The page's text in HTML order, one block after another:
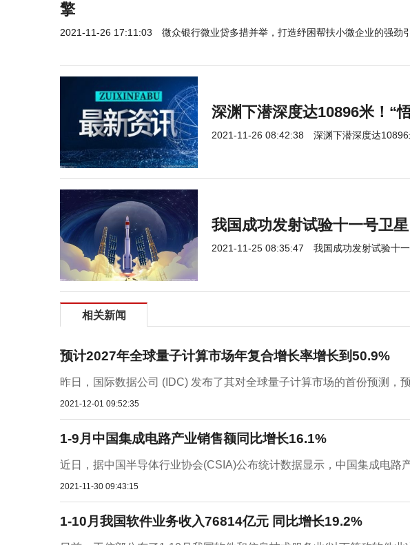
擎
2021-11-26 17:11:03 微众银行微业贷多措并举，打造纾困帮扶小微企业的强劲
深渊下潜深度达10896米！“
2021-11-26 08:42:38 深渊下潜深度达
我国成功发射试验十一号卫
2021-11-25 08:35:47 我国成功发射试验十
相关新闻
预计2027年全球量子计算市场年复合增长率增长到50.9%
昨日，国际数据公司 (IDC) 发布了其对全球量子计算市场的首份预测，
2021-12-01 09:52:35
1-9月中国集成电路产业销售额同比增长16.1%
近日，据中国半导体行业协会(CSIA)公布统计数据显示，中国集成电路
2021-11-30 09:43:15
1-10月我国软件业务收入76814亿元 同比增长19.2%